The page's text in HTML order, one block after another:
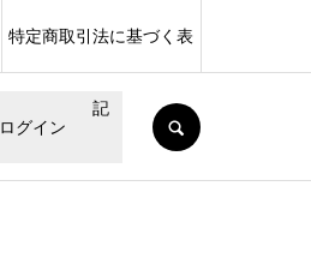
ログイン
特定商取引法に基づく表
記